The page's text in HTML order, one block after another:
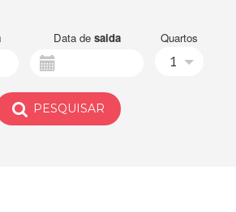
Data de saida Quartos
1
PESQUISAR